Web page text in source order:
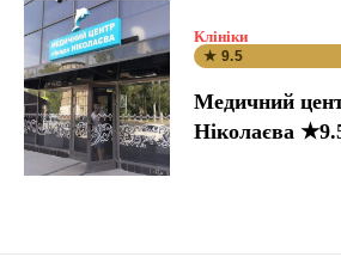
Клініки
★ 9.5
Медичний
Ніколаєва